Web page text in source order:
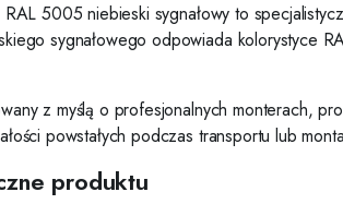
5005 niebieski sygnałowy to
sygnałowego odpowiada
z myślą o profesjonalnych monterach,
powstałych podczas transportu lub
produktu